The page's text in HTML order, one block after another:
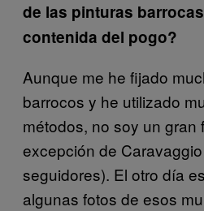
de las pinturas
contenida del pogo?
Aunque me he fijado
barrocos y he utilizado
métodos, no soy un gran
excepción de
seguidores). El otro día
algunas fotos de esos